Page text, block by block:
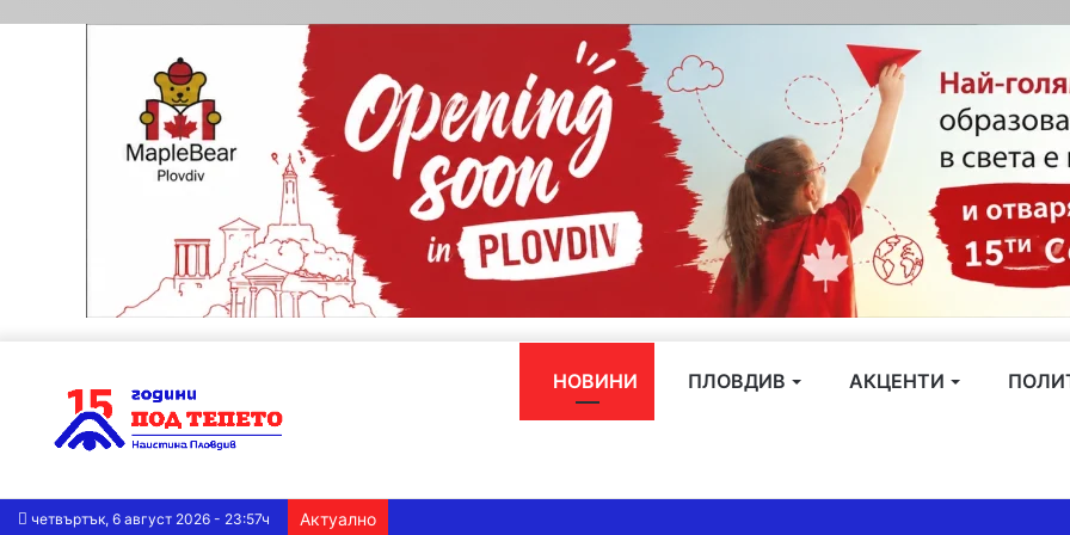
НОВИНИ ПЛОВДИВ АКЦЕНТИ
четвъртък, 6 август 2026 - 23:57ч Актуално